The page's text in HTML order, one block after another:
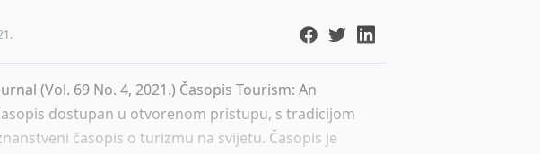
(Vol. 69 No. 4, 2021.) Časopis Tourism: An
dostupan u otvorenom pristupu, s tradicijom
časopis o turizmu na svijetu. Časopis je